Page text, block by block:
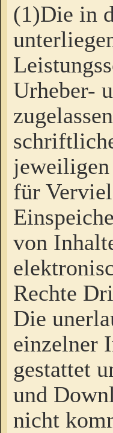
(1)Die in
Urheber-
jeweiligen
für
von
Rechte
Die
einzelner
gestattet
und
nicht